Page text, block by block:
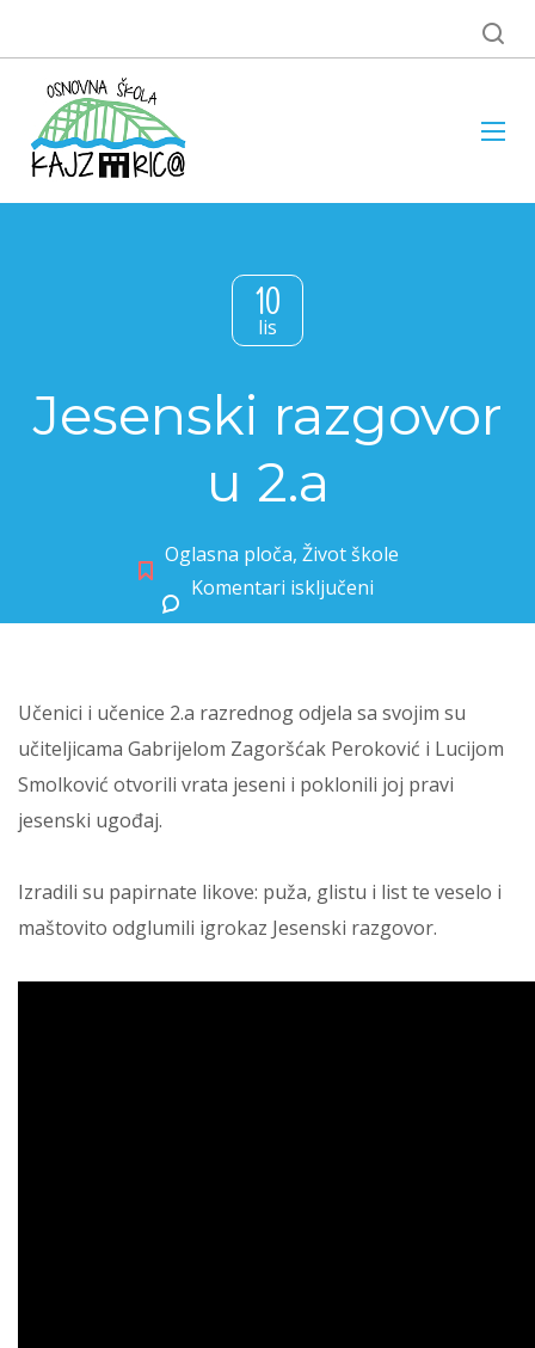
10
lis
Jesenski razgovor
u 2.a
Oglasna ploča, Život škole
Komentari isključeni
Učenici i učenice 2.a razrednog odjela sa svojim su
učiteljicama Gabrijelom Zagoršćak Peroković i Lucijom
Smolković otvorili vrata jeseni i poklonili joj pravi
jesenski ugođaj.
Izradili su papirnate likove: puža, glistu i list te veselo i
maštovito odglumili igrokaz Jesenski razgovor.